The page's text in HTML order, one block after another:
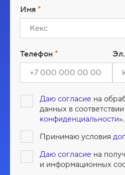
о
к
Имя
Телефон
Даю согласие на
данных в соответствии
конфиденциальности».
Принимаю условия
Даю согласие на
и информационных